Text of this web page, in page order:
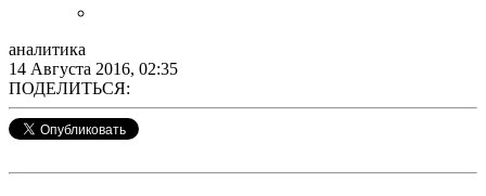
аналитика
14 Августа 2016, 02:35
ПОДЕЛИТЬСЯ: